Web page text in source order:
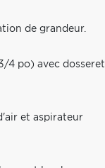
de grandeur.
4 po) avec dosseret
et aspirateur